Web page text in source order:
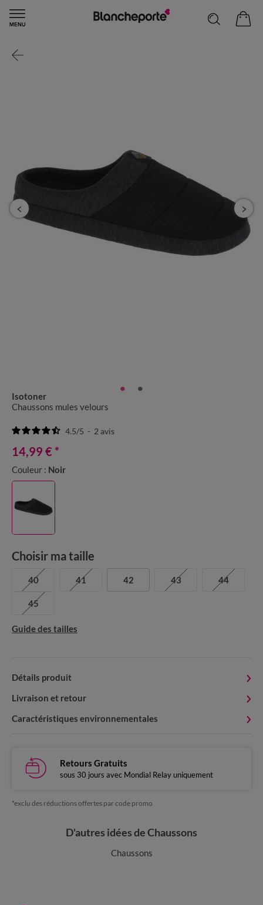
Isotoner
Chaussons mules velours
4.5/5 - 2 avis
14,99 € *
Couleur : Noir
Choisir ma taille
40 41 42 43 44
45
Guide des tailles
Détails produit
Livraison et retour
Caractéristiques environnementales
Retours Gratuits
sous 30 jours avec Mondial Relay uniquement
*exclu des réductions offertes par code promo
D'autres idées de Chaussons
Chaussons